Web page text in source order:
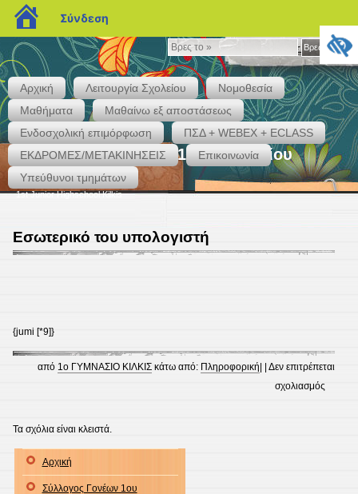
Βρες
το
»
Βρες το »
Αρχική Λειτουργία Σχολείου
Νομοθεσία
Μαθήματα
Μαθαίνω εξ αποστάσεως
Ενδοσχολική επιμόρφωση
ΠΣΔ + WEBEX + ECLASS
ΕΚΔΡΟΜΕΣ/ΜΕΤΑΚΙΝΗΣΕΙΣ
Επικοινωνία
Υπεύθυνοι τμημάτων
Το επίσημο blog του 1ου Γυμνασίου
Κιλκίς
1st Junior Highschool Kilkis
Εσωτερικό του υπολογιστή
{jumi [*9]}
από 1ο ΓΥΜΝΑΣΙΟ ΚΙΛΚΙΣ κάτω από: Πληροφορική | |Δεν επιτρέπεται
σχολιασμός
Τα σχόλια είναι κλειστά.
Αρχική
Σύλλογος Γονέων 1ου
blogs.sch.gr
Σύνδεση